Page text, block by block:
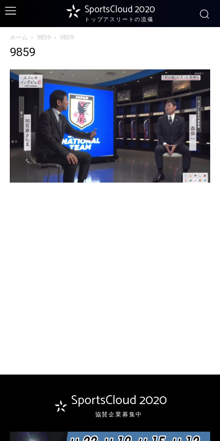
SportsCloud 2020
トップアスリートの流儀
ホーム 9859 9859
9859
SportsCloud 2020
協賛企業募集中